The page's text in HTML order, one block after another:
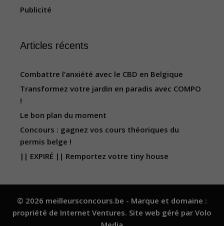
Publicité
Articles récents
Combattre l’anxiété avec le CBD en Belgique
Transformez votre jardin en paradis avec COMPO
!
Le bon plan du moment
Concours : gagnez vos cours théoriques du
permis belge !
|| EXPIRÉ || Remportez votre tiny house
© 2026 meilleursconcours.be - Marque et domaine :
propriété de Internet Ventures. Site web géré par Volo